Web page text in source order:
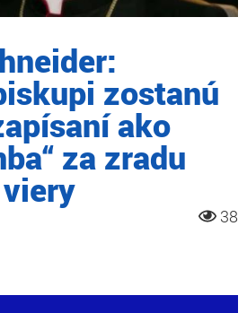
zostanú
ako
za zradu
38